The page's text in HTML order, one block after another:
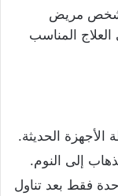
إلى 140/90 فإن الشخص مريض
المناسب
الحديثة.
إلى النوم.
فقط بعد تناول